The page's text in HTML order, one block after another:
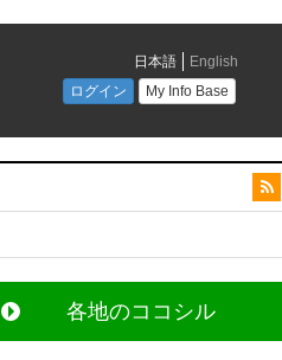
各地のココシル